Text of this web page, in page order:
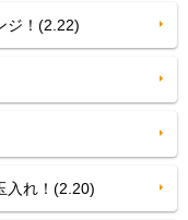
！(2.22)
れ！(2.20)